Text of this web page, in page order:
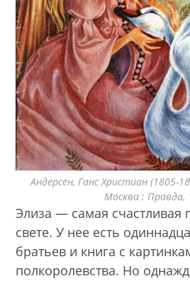
Андерсен, Ганс Христиан (1805-
Москва : Правда,
Элиза — самая счастливая
свете. У нее есть
братьев и книга с
полкоролевства. Но